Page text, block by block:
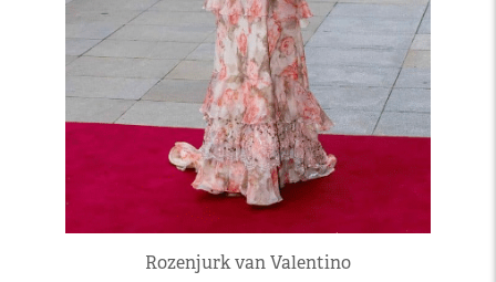
Rozenjurk van Valentino